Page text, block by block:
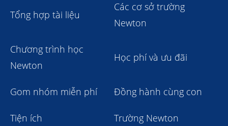
Tổng hợp tài liệu
Các cơ sở trường
Newton
Chương trình học
Newton
Học phí và ưu đãi
Gom nhóm miễn phí Đồng hành cùng con
Tiện ích Trường Newton